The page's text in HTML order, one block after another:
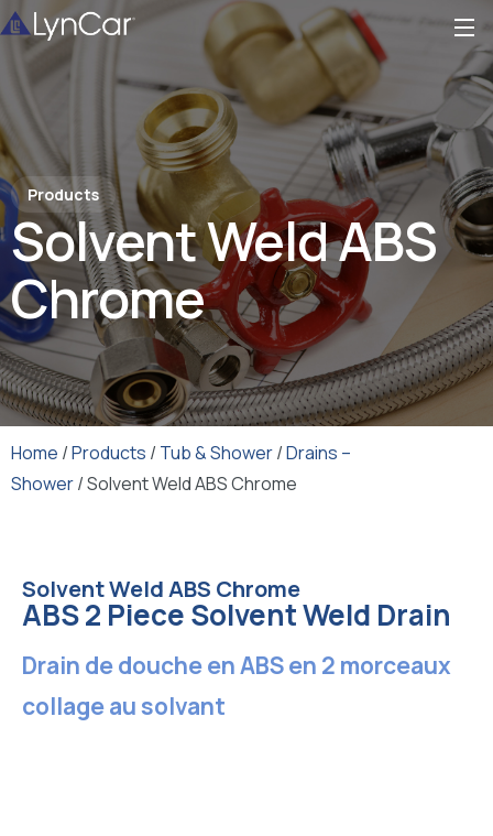
Products
Solvent Weld ABS
Chrome
Home /Products / Tub & Shower/Drains –
Shower/ Solvent Weld ABS Chrome
Solvent Weld ABS Chrome
ABS 2 Piece Solvent Weld Drain
Drain de douche en ABS en 2 morceaux
collage au solvant